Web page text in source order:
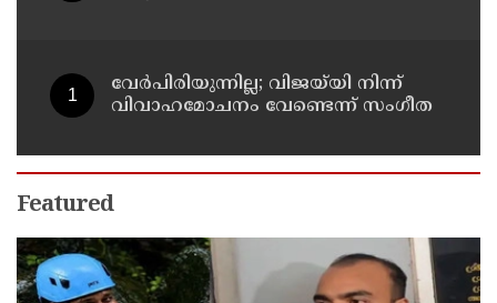
വേർപിരിയുന്നില്ല; വിജയ്‍യി നിന്ന്
വിവാഹമോചനം വേണ്ടെന്ന് സംഗീത
Featured